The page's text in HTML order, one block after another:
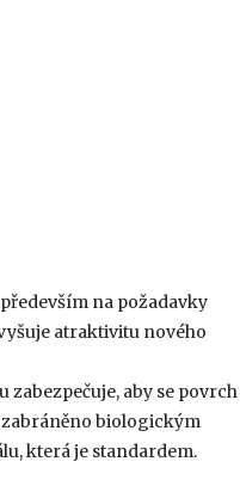
na požadavky
atraktivitu nového
aby se povrch
zabráněno biologickým
která je standardem.